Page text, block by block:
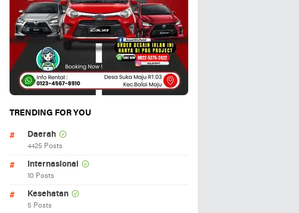
TRENDING FOR YOU
Daerah
4425 Posts
Internasional
10 Posts
Kesehatan
5 Posts